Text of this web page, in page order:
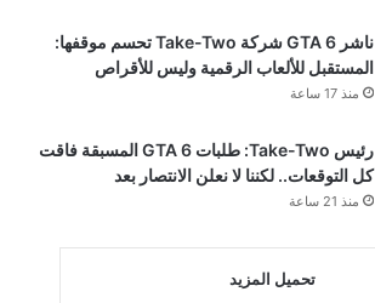
ناشر GTA 6 شركة Take-Two تحسم موقفها:
المستقبل للألعاب الرقمية وليس للأقراص
منذ 17 ساعة
رئيس Take-Two: طلبات GTA 6 المسبقة فاقت
كل التوقعات.. لكننا لا نعلن الانتصار بعد
منذ 21 ساعة
تحميل المزيد